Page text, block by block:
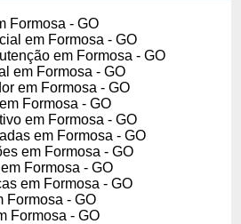
Formosa - GO
em Formosa - GO
em Formosa - GO
em Formosa - GO
em Formosa - GO
Formosa - GO
em Formosa - GO
em Formosa - GO
em Formosa - GO
Formosa - GO
em Formosa - GO
Formosa - GO
Formosa - GO